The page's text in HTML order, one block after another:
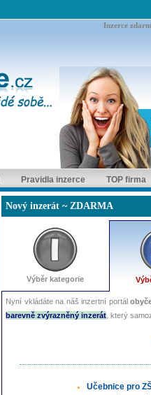
Inzerce
Pravidla inzerce TOP firma
Nový inzerát ~ ZDARMA
Výběr kategorie
Nyní vkládáte na náš inzertní portál
barevně zvýrazněný inzerát , který
Učebnice pro